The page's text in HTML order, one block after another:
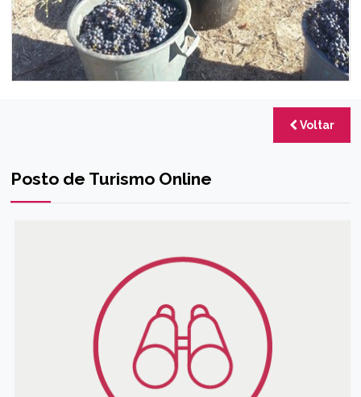
Voltar
Posto de Turismo Online